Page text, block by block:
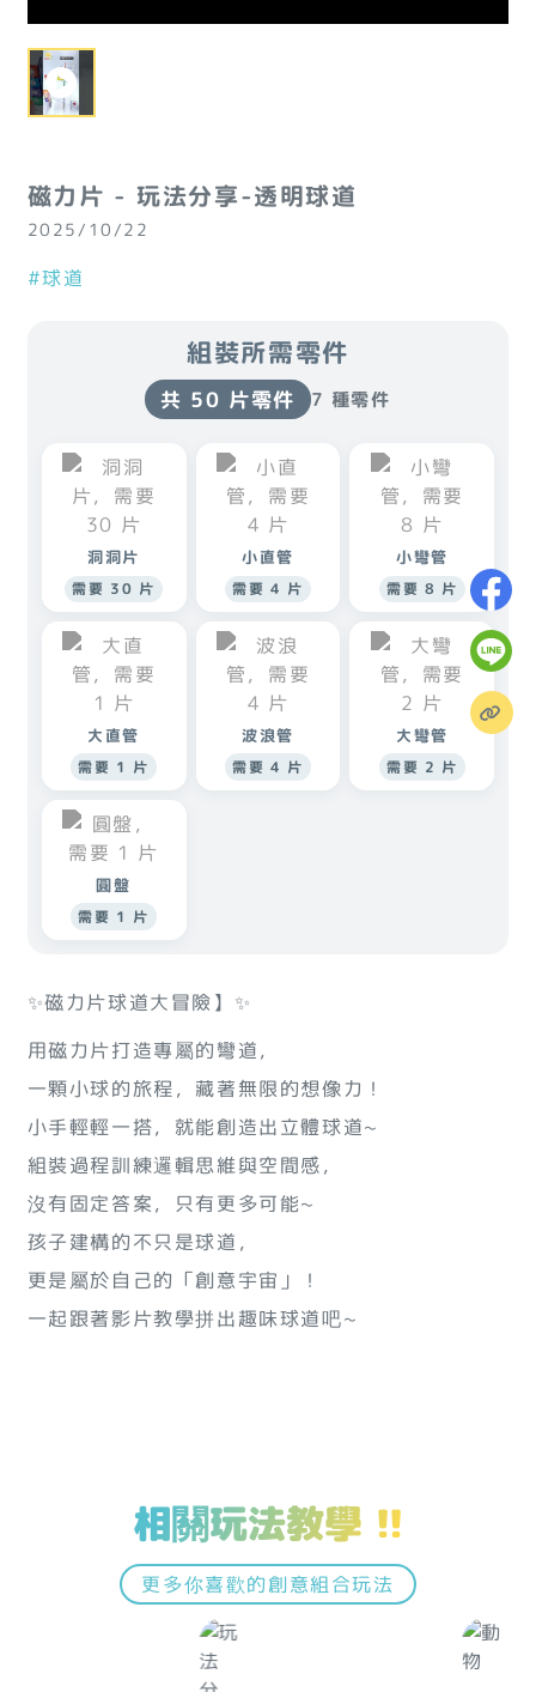
磁力片 - 玩法分享-透明球道
2025/10/22
#球道
組裝所需零件
共 50 片零件 7 種零件
洞洞片
需要 30 片
小直管
需要 4 片
小彎管
需要 8 片
大直管
需要 1 片
波浪管
需要 4 片
大彎管
需要 2 片
圓盤
需要 1 片
✨磁力片球道大冒險】✨
用磁力片打造專屬的彎道，
一顆小球的旅程，藏著無限的想像力！
小手輕輕一搭，就能創造出立體球道~
組裝過程訓練邏輯思維與空間感，
沒有固定答案，只有更多可能~
孩子建構的不只是球道，
更是屬於自己的「創意宇宙」！
一起跟著影片教學拼出趣味球道吧~
相關玩法教學 !!
更多你喜歡的創意組合玩法